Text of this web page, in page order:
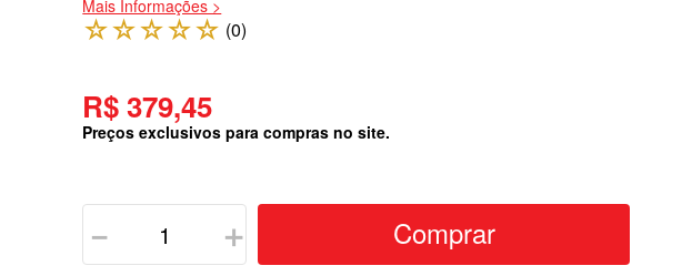
Mais Informações >
☆☆☆☆☆ (0)
R$ 379,45
Preços exclusivos para compras no site.
＋
－ Comprar